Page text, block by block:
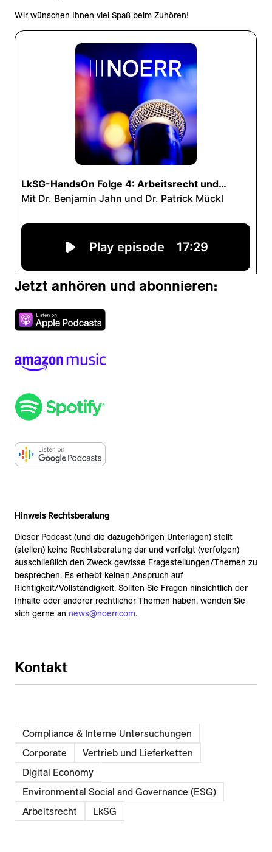
Wir wünschen Ihnen viel Spaß beim Zuhören!
Jetzt anhören und abonnieren:
Hinweis Rechtsberatung
Dieser Podcast (und die dazugehörigen Unterlagen) stellt
(stellen) keine Rechtsberatung dar und verfolgt (verfolgen)
ausschließlich den Zweck gewisse Fragestellungen/Themen zu
besprechen. Es erhebt keinen Anspruch auf
Richtigkeit/Vollständigkeit. Sollten Sie Fragen hinsichtlich der
Inhalte oder anderer rechtlicher Themen haben, wenden Sie
sich gerne an news@noerr.com.
Kontakt
Compliance & Interne Untersuchungen
Corporate
Vertrieb und Lieferketten
Digital Economy
Environmental Social and Governance (ESG)
Arbeitsrecht
LkSG